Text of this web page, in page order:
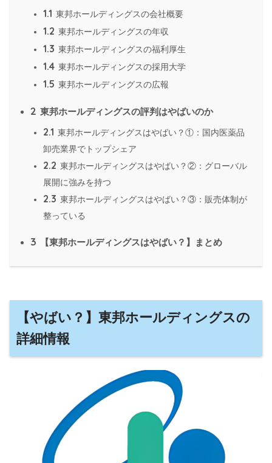
1.1 東邦ホールディングスの会社概要
1.2 東邦ホールディングスの年収
1.3 東邦ホールディングスの福利厚生
1.4 東邦ホールディングスの採用大学
1.5 東邦ホールディングスの広報
2 東邦ホールディングスの評判はやばいのか
2.1 東邦ホールディングスはやばい？①：国内医薬品
卸売業界でトップシェア
2.2 東邦ホールディングスはやばい？②：グローバル
展開に強みを持つ
2.3 東邦ホールディングスはやばい？③：販売体制が
整っている
3 【東邦ホールディングスはやばい？】まとめ
【やばい？】東邦ホールディングスの
詳細情報